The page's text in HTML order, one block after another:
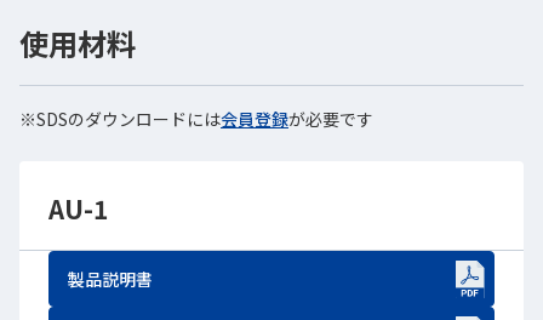
使用材料
※SDSのダウンロードには会員登録新しいWindowで開きます
が必要です
AU-1
製品説明書
新しいWindowで開きます